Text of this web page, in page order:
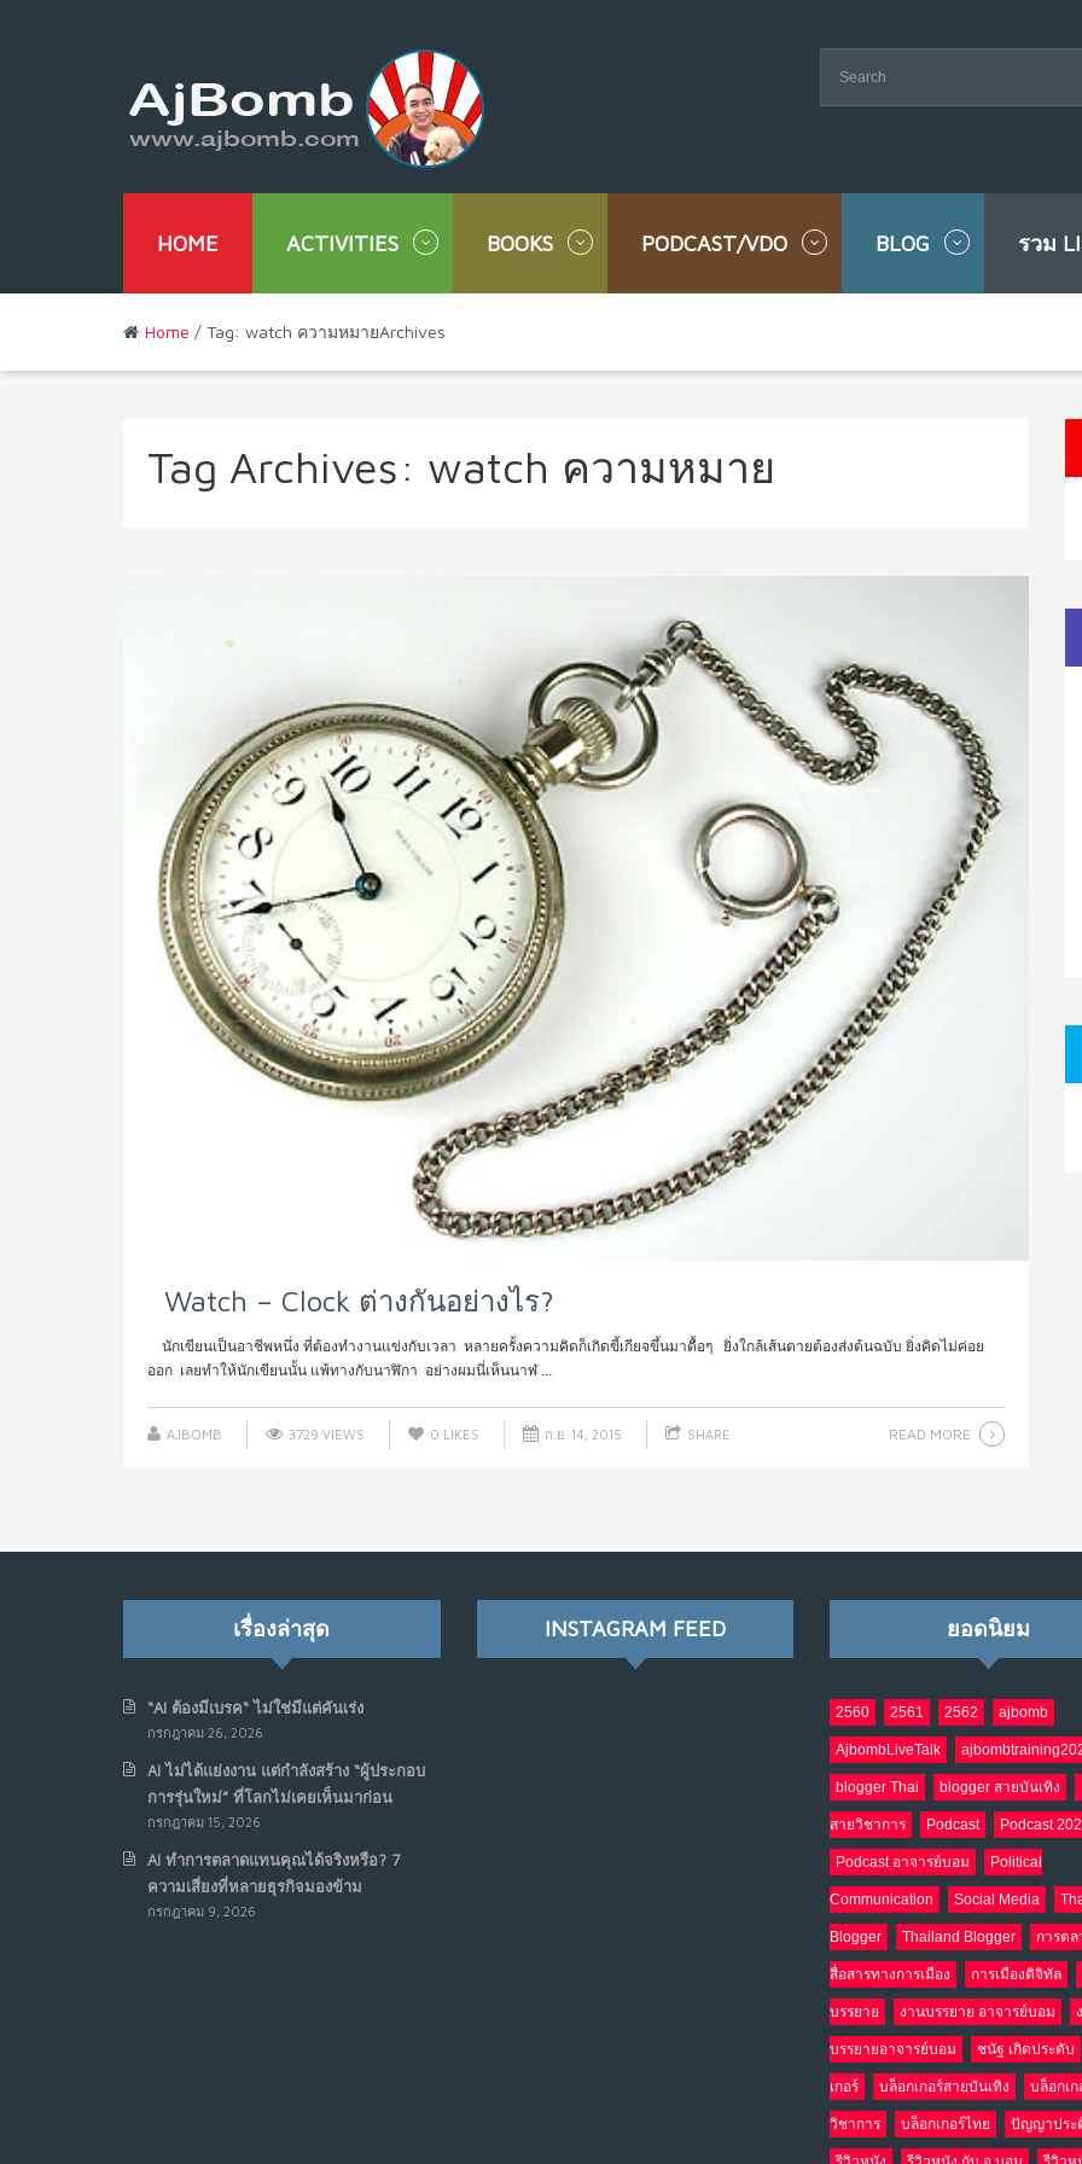
HOME ACTIVITIES BOOKS PODCAST/VDO BLOG รวม
Home / Tag: watch ความหมายArchives
Tag Archives: watch ความหมาย
Watch – Clock ต่างกันอย่างไร?
นักเขียนเป็นอาชีพหนึ่ง ที่ต้องทำงานแข่งกับเวลา หลายครั้งความคิดก็เกิดขี้เกียจขึ้นมาดื้อๆ ยิ่งใกล้เส้นตายต้องส่งต้นฉบับ ยิ่งคิดไม่ค่อย
ออก เลยทำให้นักเขียนนั้น แพ้ทางกับนาฬิกา อย่างผมนี่เห็นนาฬ ...
AJBOMB 3729 VIEWS 0 LIKES ก.ย. 14, 2015 SHARE READ MORE
เรื่องล่าสุด
“AI ต้องมีเบรค“ ไม่ใช่มีแต่คันเร่ง
กรกฎาคม 26, 2026
AI ไม่ได้แย่งงาน แต่กำลังสร้าง “ผู้ประกอบ
การรุ่นใหม่” ที่โลกไม่เคยเห็นมาก่อน
กรกฎาคม 15, 2026
AI ทำการตลาดแทนคุณได้จริงหรือ? 7
ความเสี่ยงที่หลายธุรกิจมองข้าม
กรกฎาคม 9, 2026
INSTAGRAM FEED ยอดนิยม
2560 2561 2562 ajbomb
AjbombLiveTalk
blogger Thai blogger สายบันเทิง
สายวิชาการ Podcast Podcast
Podcast อาจารย์บอม Political
Communication Social Media
Blogger Thailand Blogger การตล
สื่อสารทางการเมือง การเมืองดิจิทัล
บรรยาย งานบรรยาย อาจารย์บอม
บรรยายอาจารย์บอม ชนัฐ เกิดประดับ
เกอร์ บล็อกเกอร์สายบันเทิง บล็อกเก
วิชาการ บล็อกเกอร์ไทย ปัญญาประ